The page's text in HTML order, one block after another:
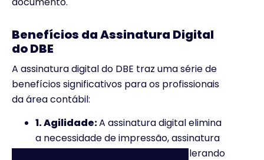
Benefícios da Assinatura Digital
do DBE
A assinatura digital do DBE traz uma série de
benefícios significativos para os profissionais
da área contábil:
1. Agilidade:A assinatura digital elimina
a necessidade de impressão, assinatura
manual e envio físico do DBE, acelerando